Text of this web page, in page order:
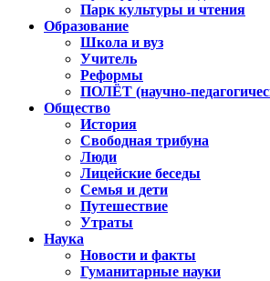
Парк культуры и чтения
Образование
Школа и вуз
Учитель
Реформы
ПОЛЁТ (научно-
Общество
История
Свободная трибуна
Люди
Лицейские беседы
Семья и дети
Путешествие
Утраты
Наука
Новости и факты
Гуманитарные науки